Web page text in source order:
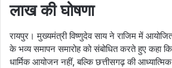
लाख की घोषणा
रायपुर। मुख्यमंत्री विष्णुदेव साय ने राजिम में
के भव्य समापन समारोह को संबोधित करते हुए कहा
धार्मिक आयोजन नहीं, बल्कि छत्तीसगढ़ की